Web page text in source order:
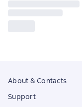
About & Contacts
Support